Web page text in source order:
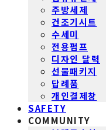
주방세제
건조기시트
수세미
전용펌프
디자인 달력
선물패키지
답례품
개인결제창
SAFETY
COMMUNITY